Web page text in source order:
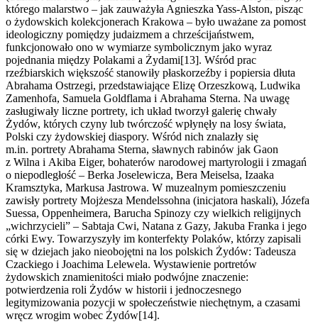
którego malarstwo – jak zauważyła Agnieszka Yass-Alston, pisząc
o żydowskich kolekcjonerach Krakowa – było uważane za pomost
ideologiczny pomiędzy judaizmem a chrześcijaństwem,
funkcjonowało ono w wymiarze symbolicznym jako wyraz
pojednania między Polakami a Żydami[13]. Wśród prac
rzeźbiarskich większość stanowiły płaskorzeźby i popiersia dłuta
Abrahama Ostrzegi, przedstawiające Elizę Orzeszkową, Ludwika
Zamenhofa, Samuela Goldflama i Abrahama Sterna. Na uwagę
zasługiwały liczne portrety, ich układ tworzył galerię chwały
Żydów, których czyny lub twórczość wpłynęły na losy świata,
Polski czy żydowskiej diaspory. Wśród nich znalazły się
m.in. portrety Abrahama Sterna, sławnych rabinów jak Gaon
z Wilna i Akiba Eiger, bohaterów narodowej martyrologii i zmagań
o niepodległość – Berka Joselewicza, Bera Meiselsa, Izaaka
Kramsztyka, Markusa Jastrowa. W muzealnym pomieszczeniu
zawisły portrety Mojżesza Mendelssohna (inicjatora haskali), Józefa
Suessa, Oppenheimera, Barucha Spinozy czy wielkich religijnych
„wichrzycieli” – Sabtaja Cwi, Natana z Gazy, Jakuba Franka i jego
córki Ewy. Towarzyszyły im konterfekty Polaków, którzy zapisali
się w dziejach jako nieobojętni na los polskich Żydów: Tadeusza
Czackiego i Joachima Lelewela. Wystawienie portretów
żydowskich znamienitości miało podwójne znaczenie:
potwierdzenia roli Żydów w historii i jednoczesnego
legitymizowania pozycji w społeczeństwie niechętnym, a czasami
wręcz wrogim wobec Żydów[14].